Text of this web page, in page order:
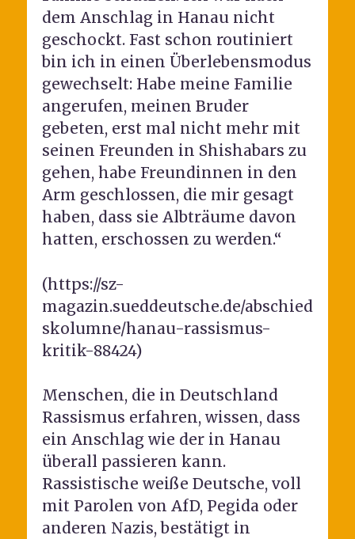
dem Anschlag in Hanau nicht
geschockt. Fast schon routiniert
bin ich in einen Überlebensmodus
gewechselt: Habe meine Familie
angerufen, meinen Bruder
gebeten, erst mal nicht mehr mit
seinen Freunden in Shishabars zu
gehen, habe Freundinnen in den
Arm geschlossen, die mir gesagt
haben, dass sie Albträume davon
hatten, erschossen zu werden.“
(https://sz-
magazin.sueddeutsche.de/abschied
skolumne/hanau-rassismus-
kritik-88424)
Menschen, die in Deutschland
Rassismus erfahren, wissen, dass
ein Anschlag wie der in Hanau
überall passieren kann.
Rassistische weiße Deutsche, voll
mit Parolen von AfD, Pegida oder
anderen Nazis, bestätigt in